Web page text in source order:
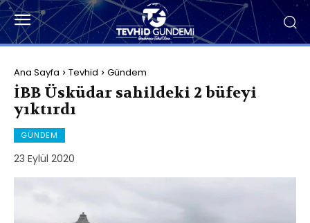
Ana Sayfa Tevhid Gündem
İBB Üsküdar sahildeki 2 büfeyi
yıktırdı
GÜNDEM
23 Eylül 2020